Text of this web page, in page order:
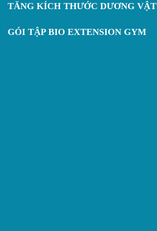
TĂNG KÍCH THƯỚC DƯƠNG VẬT
GÓI TẬP BIO EXTENSION GYM